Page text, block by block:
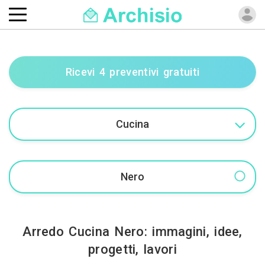
Ricevi 4 preventivi gratuiti
Arredo Cucina Nero: immagini, idee,
progetti, lavori